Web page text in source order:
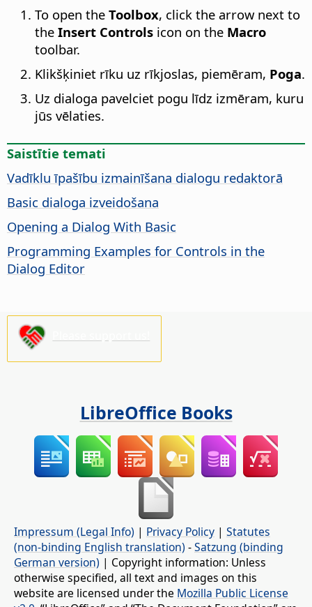
To open the Toolbox, click the arrow next to
the Insert Controls icon on the Macro
toolbar.
Klikšķiniet rīku uz rīkjoslas, piemēram, Poga.
Uz dialoga pavelciet pogu līdz izmēram, kuru
jūs vēlaties.
Saistītie temati
Vadīklu īpašību izmainīšana dialogu redaktorā
Basic dialoga izveidošana
Opening a Dialog With Basic
Programming Examples for Controls in the
Dialog Editor
LibreOffice Books
Impressum (Legal Info) | Privacy Policy | Statutes
(non-binding English translation) -Satzung (binding
German version) | Copyright information: Unless
otherwise specified, all text and images on this
website are licensed under the Mozilla Public License